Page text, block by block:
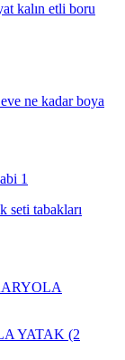
kalın etli boru
ne kadar boya
seti tabakları
YATAK (2